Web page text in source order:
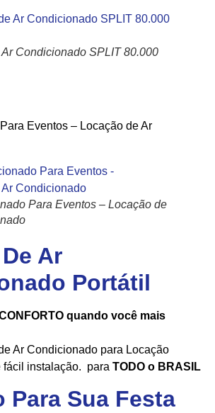
Condicionado SPLIT 80.000
Eventos – Locação de Ar
Para Eventos – Locação de
Ar
Portátil
quando você mais
Ar Condicionado para Locação
fácil instalação. para TODO o BRASIL
Para Sua Festa